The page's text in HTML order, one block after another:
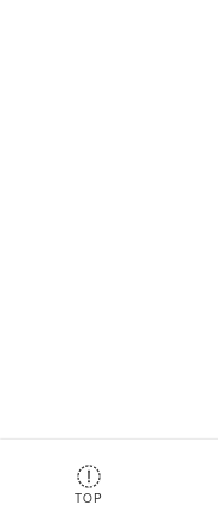
TOP